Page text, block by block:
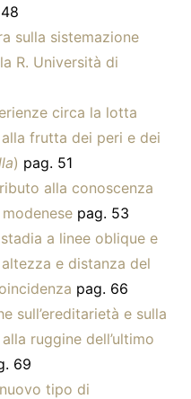
sulla sistemazione
R. Università di
circa la lotta
frutta dei peri e dei
) pag. 51
alla conoscenza
pag. 53
a linee oblique e
e distanza del
pag. 66
sull’ereditarietà e sulla
ruggine dell’ultimo
69
tipo di